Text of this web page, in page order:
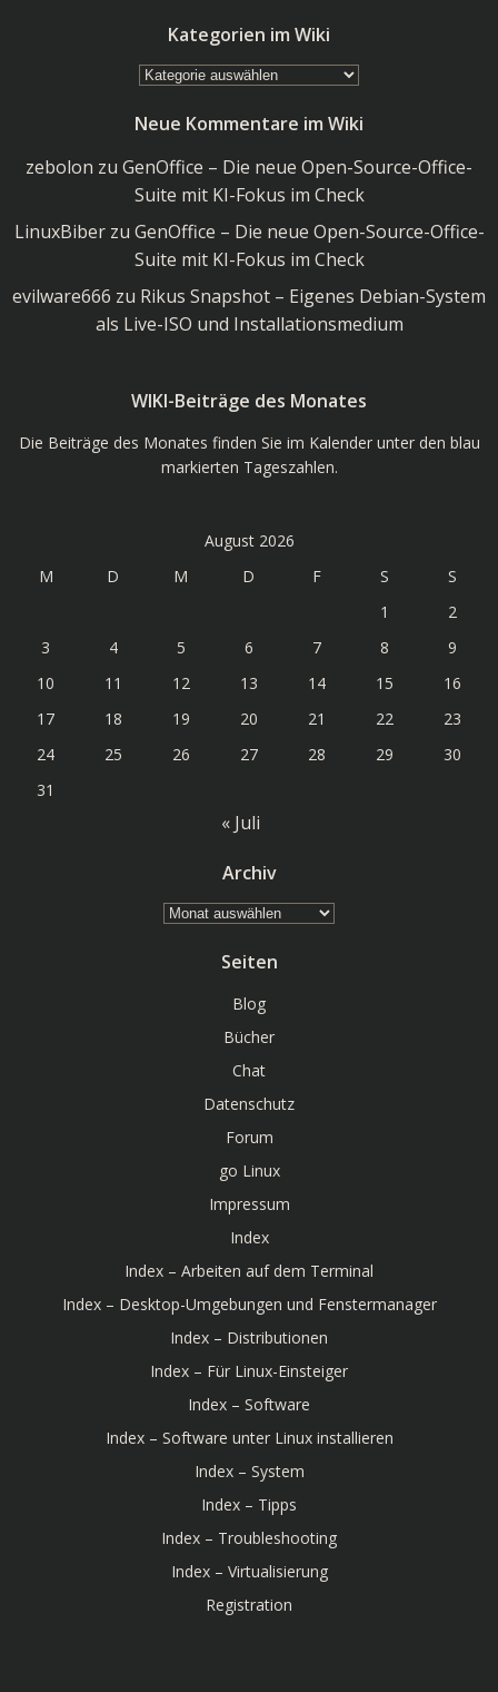
Kategorien im Wiki
Kategorien
Wiki
Neue Kommentare im Wiki
zebolon zu GenOffice – Die neue Open-Source-Office-
Suite mit KI-Fokus im Check
LinuxBiberzu GenOffice – Die neue Open-Source-Office-
Suite mit KI-Fokus im Check
evilware666 zu Rikus Snapshot – Eigenes Debian-System
als Live-ISO und Installationsmedium
WIKI-Beiträge des Monates
Die Beiträge des Monates finden Sie im Kalender unter den blau
markierten Tageszahlen.
August 2026
M
D M D F S
S
1
2
3
4 5 6 7 8
9
10
11 12 13 14 15
16
17
18 19 20 21 22
23
24
25 26 27 28 29
30
31
« Juli
Archiv
Archiv
Seiten
Blog
Bücher
Chat
Datenschutz
Forum
go Linux
Impressum
Index
Index – Arbeiten auf dem Terminal
Index – Desktop-Umgebungen und Fenstermanager
Index – Distributionen
Index – Für Linux-Einsteiger
Index – Software
Index – Software unter Linux installieren
Index – System
Index – Tipps
Index – Troubleshooting
Index – Virtualisierung
Registration